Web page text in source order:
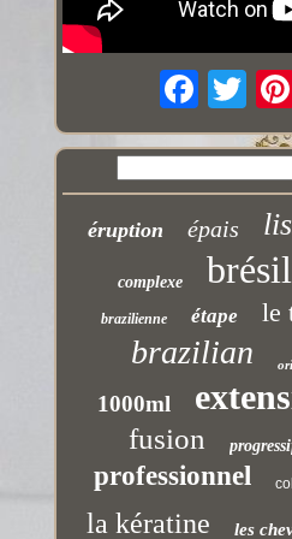
éruption épais
complexe
brazilienne étape le
brazilian
1000ml
fusion
professionnel
la kératine les